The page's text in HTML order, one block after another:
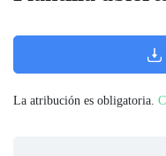
La atribución es obligatoria.